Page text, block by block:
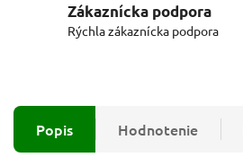
Zákaznícka podpora
Rýchla zákaznícka podpora
Popis Hodnotenie